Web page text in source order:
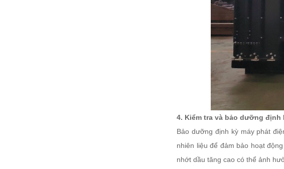
4. Kiểm tra và bảo dưỡng định
Bảo dưỡng định kỳ máy phát
nhiên liệu để đảm bảo hoạt
nhớt dầu tăng cao có thể ảnh